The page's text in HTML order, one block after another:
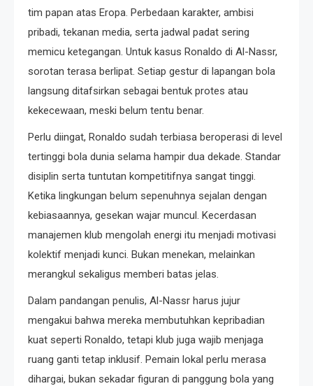
tim papan atas Eropa. Perbedaan karakter, ambisi
pribadi, tekanan media, serta jadwal padat sering
memicu ketegangan. Untuk kasus Ronaldo di Al-Nassr,
sorotan terasa berlipat. Setiap gestur di lapangan bola
langsung ditafsirkan sebagai bentuk protes atau
kekecewaan, meski belum tentu benar.
Perlu diingat, Ronaldo sudah terbiasa beroperasi di level
tertinggi bola dunia selama hampir dua dekade. Standar
disiplin serta tuntutan kompetitifnya sangat tinggi.
Ketika lingkungan belum sepenuhnya sejalan dengan
kebiasaannya, gesekan wajar muncul. Kecerdasan
manajemen klub mengolah energi itu menjadi motivasi
kolektif menjadi kunci. Bukan menekan, melainkan
merangkul sekaligus memberi batas jelas.
Dalam pandangan penulis, Al-Nassr harus jujur
mengakui bahwa mereka membutuhkan kepribadian
kuat seperti Ronaldo, tetapi klub juga wajib menjaga
ruang ganti tetap inklusif. Pemain lokal perlu merasa
dihargai, bukan sekadar figuran di panggung bola yang